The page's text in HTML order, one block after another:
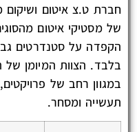
חברת ט.צ איטום ושיקום
של מסטיקי איטום
הקפדה על סטנדרטים
בלבד. הצוות המיומן
במגוון רחב של
תעשייה ומסחר.